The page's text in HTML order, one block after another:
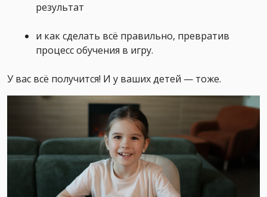
результат
и как сделать всё правильно, превратив
процесс обучения в игру.
У вас всё получится! И у ваших детей — тоже.